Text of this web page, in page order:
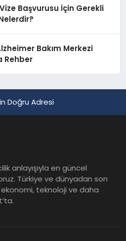
Başvurusu İçin Gerekli
Bakım Merkezi
Rehber
Doğru Adresi
anlayışıyla en güncel
Türkiye ve dünyadan son
teknoloji ve daha